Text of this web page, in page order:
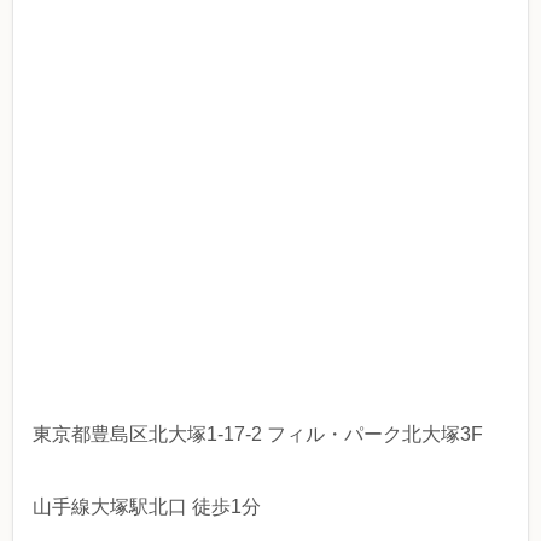
東京都豊島区北大塚1-17-2 フィル・パーク北大塚3F
山手線大塚駅北口 徒歩1分